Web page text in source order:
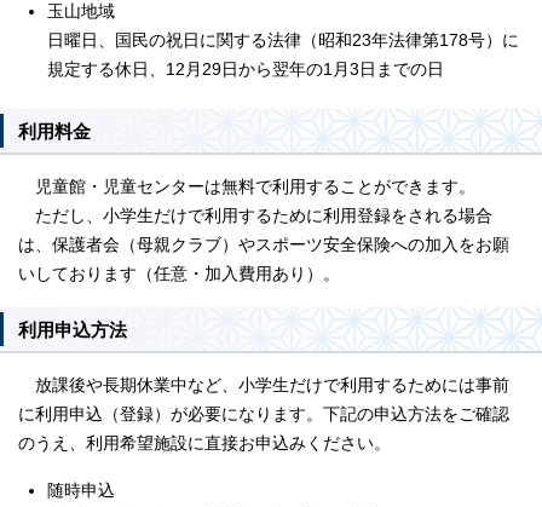
玉山地域
日曜日、国民の祝日に関する法律（昭和23年法律第178号）に
規定する休日、12月29日から翌年の1月3日までの日
利用料金
児童館・児童センターは無料で利用することができます。
ただし、小学生だけで利用するために利用登録をされる場合
は、保護者会（母親クラブ）やスポーツ安全保険への加入をお願
いしております（任意・加入費用あり）。
利用申込方法
放課後や長期休業中など、小学生だけで利用するためには事前
に利用申込（登録）が必要になります。下記の申込方法をご確認
のうえ、利用希望施設に直接お申込みください。
随時申込